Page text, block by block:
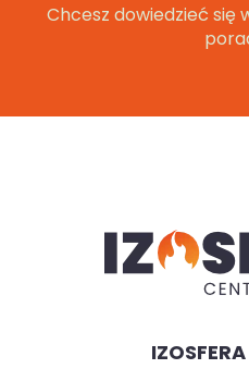
Chcesz dowiedzieć się